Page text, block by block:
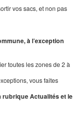
vos sacs, et non pas
à l’exception
toutes les zones de 2 à
vous faites
rubrique Actualités et le